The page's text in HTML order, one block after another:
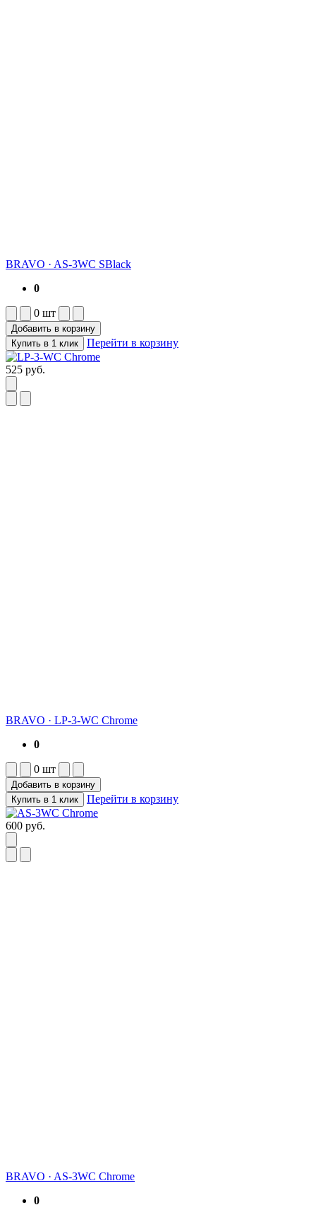
BRAVO · AS-3WC SBlack
0
0 шт
Добавить в корзину
Купить в 1 клик
Перейти в корзину
525 руб.
BRAVO · LP-3-WC Chrome
0
0 шт
Добавить в корзину
Купить в 1 клик
Перейти в корзину
600 руб.
BRAVO · AS-3WC Chrome
0